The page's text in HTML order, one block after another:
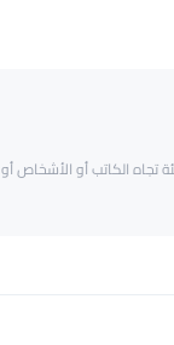
تجاه الكاتب أو الأشخاص